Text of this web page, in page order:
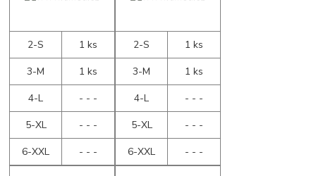
2-S
1 ks
3-M
1 ks
4-L
- - -
5-XL
- - -
6-XXL
- - -
2-S
1 ks
3-M
1 ks
4-L
- - -
5-XL
- - -
6-XXL
- - -